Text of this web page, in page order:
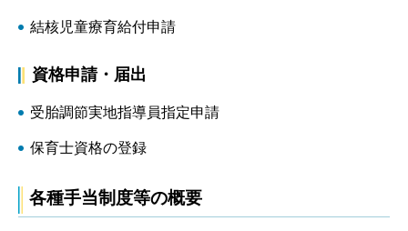
結核児童療育給付申請
資格申請・届出
受胎調節実地指導員指定申請
保育士資格の登録
各種手当制度等の概要